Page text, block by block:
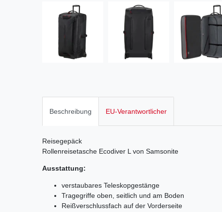
Beschreibung EU-Verantwortlicher
Reisegepäck
Rollenreisetasche Ecodiver L von Samsonite
Ausstattung:
verstaubares Teleskopgestänge
Tragegriffe oben, seitlich und am Boden
Reißverschlussfach auf der Vorderseite